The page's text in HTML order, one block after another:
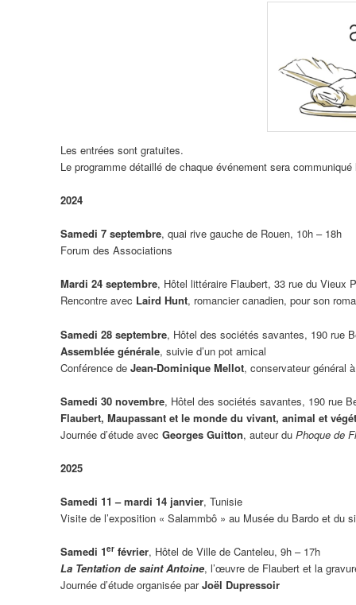
Les entrées sont gratuites.
Le programme détaillé de chaque événement sera
2024
Samedi 7 septembre, quai rive gauche de Rouen, 10h – 18h
Forum des Associations
Mardi 24 septembre, Hôtel littéraire Flaubert, 33 rue du Vieux
Rencontre avec Laird Hunt, romancier canadien, pour son
Samedi 28 septembre, Hôtel des sociétés savantes, 190 rue
Assemblée générale, suivie d’un pot amical
Conférence de Jean-Dominique Mellot, conservateur général
Samedi 30 novembre, Hôtel des sociétés savantes, 190 rue
Flaubert, Maupassant et le monde du vivant, animal et
Journée d’étude avec Georges Guitton, auteur du Phoque de
2025
Samedi 11 – mardi 14 janvier, Tunisie
Visite de l’exposition « Salammbô » au Musée du Bardo et du
Samedi 1er février, Hôtel de Ville de Canteleu, 9h – 17h
La Tentation de saint Antoine, l’œuvre de Flaubert et la
Journée d’étude organisée parJoël Dupressoir